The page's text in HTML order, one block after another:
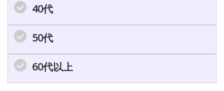
40代
50代
60代以上